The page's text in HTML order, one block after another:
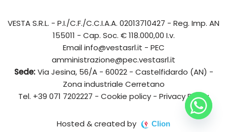
VESTA S.R.L. - P.I./C.F./C.C.I.A.A. 02013710427 - Reg. Imp. AN
155011 - Cap. Soc. € 118.000,00 I.v.
Emailinfo@vestasrl.it - PEC
amministrazione@pec.vestasrl.it
Sede:Via Jesina, 56/A - 60022 - Castelfidardo (AN) -
Zona industriale Cerretano
Tel. +39 071 7202227 - Cookie policy - Privacy Policy
Hosted & created by Clion